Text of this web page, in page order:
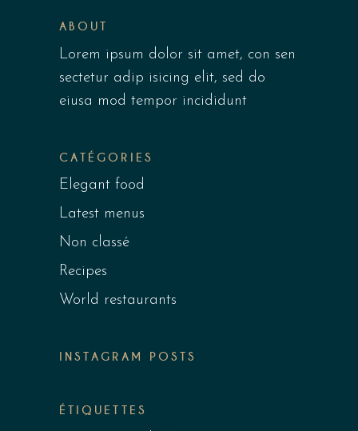
ABOUT
Lorem ipsum dolor sit amet, con sen
sectetur adip isicing elit, sed do
eiusa mod tempor incididunt
CATÉGORIES
Elegant food
Latest menus
Non classé
Recipes
World restaurants
INSTAGRAM POSTS
ÉTIQUETTES